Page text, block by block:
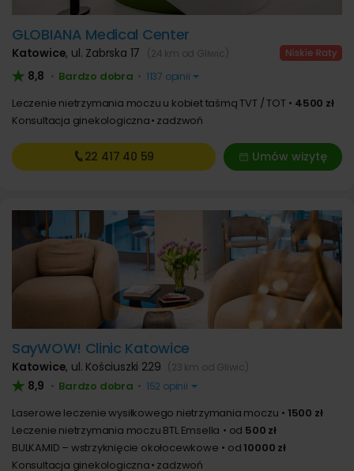
GLOBIANA Medical Center
Katowice, ul. Zabrska 17 (24 km od Gliwic)
8,8 • Bardzo dobra • 1137 opinii
Leczenie nietrzymania moczu u kobiet taśmą TVT / TOT
4500 zł
Konsultacja ginekologiczna zadzwoń
Umów wizytę
22 417 40 59
SayWOW! Clinic Katowice
Katowice, ul. Kościuszki 229 (23 km od Gliwic)
8,9 • Bardzo dobra • 152 opinii
Laserowe leczenie wysiłkowego nietrzymania moczu
1500 zł
Leczenie nietrzymania moczu BTL Emsella
od 500 zł
BULKAMID – wstrzyknięcie okołocewkowe
od10000 zł
Konsultacja ginekologiczna zadzwoń